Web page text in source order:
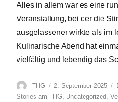
Alles in allem war es eine
Veranstaltung, bei der die
ausgelassener wirkte als im
Kulinarische Abend hat
vielfältig und lebendig das
Autor
THG
Veröffentlicht
am
2. September 2025
Stories am THG
Uncategorized ,